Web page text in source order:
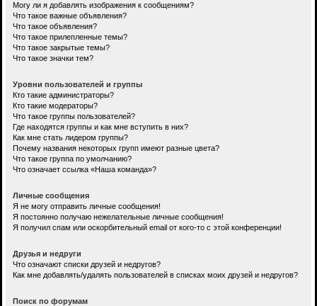
Могу ли я добавлять изображения к сообщениям?
Что такое важные объявления?
Что такое объявления?
Что такое прилепленные темы?
Что такое закрытые темы?
Что такое значки тем?
Уровни пользователей и группы
Кто такие администраторы?
Кто такие модераторы?
Что такое группы пользователей?
Где находятся группы и как мне вступить в них?
Как мне стать лидером группы?
Почему названия некоторых групп имеют разные цвета?
Что такое группа по умолчанию?
Что означает ссылка «Наша команда»?
Личные сообщения
Я не могу отправить личные сообщения!
Я постоянно получаю нежелательные личные сообщения!
Я получил спам или оскорбительный email от кого-то с этой конференции!
Друзья и недруги
Что означают списки друзей и недругов?
Как мне добавлять/удалять пользователей в списках моих друзей и недругов?
Поиск по форумам